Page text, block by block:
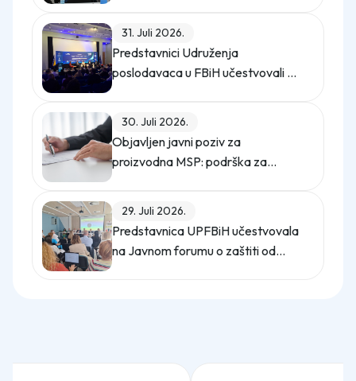
31. Juli 2026.
Predstavnici Udruženja
poslodavaca u FBiH učestvovali na
30. Juli 2026.
Objavljen javni poziv za
proizvodna MSP: podrška za
29. Juli 2026.
Predstavnica UPFBiH učestvovala
na Javnom forumu o zaštiti od